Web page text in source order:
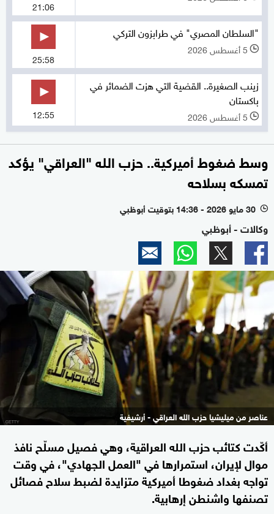
21:06
"السلطان المصري" في طرابزون التركي
l 5 أغسطس 2026
25:58
زينب الصغيرة.. القضية التي هزت الضمائر في
باكستان
l 5 أغسطس 2026 12:55
وسط ضغوط أميركية.. حزب الله "العراقي" يؤكد
تمسكه بسلاحه
l 30 مايو 2026 - 14:36 بتوقيت أبوظبي
وكالات - أبوظبي
عناصر من ميليشيا حزب الله العراقي - أرشيفية
أكّدت كتائب حزب الله العراقية، وهي فصيل مسلّح نافذ
موال لإيران، استمرارها في "العمل الجهادي"، في وقت
تواجه بغداد ضغوطا أميركية متزايدة لضبط سلاح فصائل
تصنفها واشنطن إرهابية.